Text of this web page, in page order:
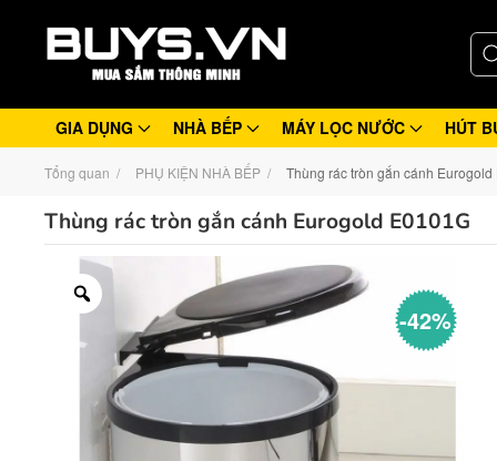
GIA DỤNG NHÀ BẾP MÁY LỌC NƯỚC HÚT
Tổng quan PHỤ KIỆN NHÀ BẾP Thùng rác tròn gắn cánh Eurogold
Thùng rác tròn gắn cánh Eurogold E0101G
-42%